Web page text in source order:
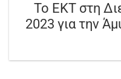
To ΕΚΤ στη
2023 για την